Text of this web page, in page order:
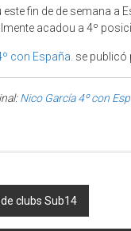
fin de de semana a
acadou a 4º
con España. se publicó
Nico García 4º con
clubs Sub14